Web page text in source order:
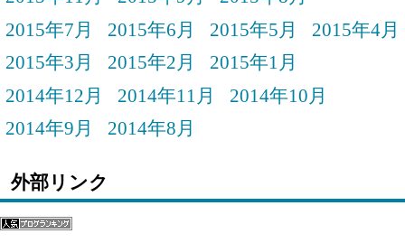
2015年7月
2015年6月 2015年5月
2015年4月
2015年3月
2015年2月
2015年1月
2014年12月
2014年11月
2014年10月
2014年9月
2014年8月
外部リンク